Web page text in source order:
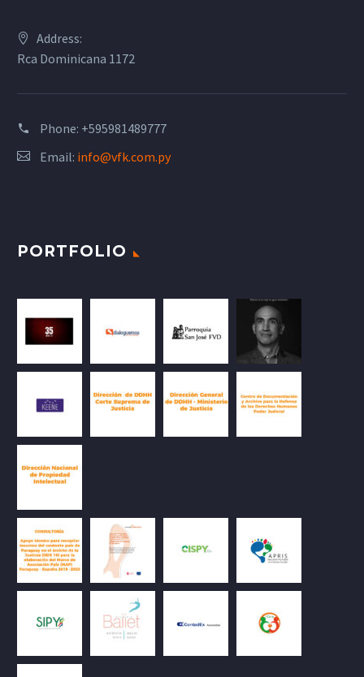
Address:
Rca Dominicana 1172
Phone: +595981489777
Email: info@vfk.com.py
PORTFOLIO